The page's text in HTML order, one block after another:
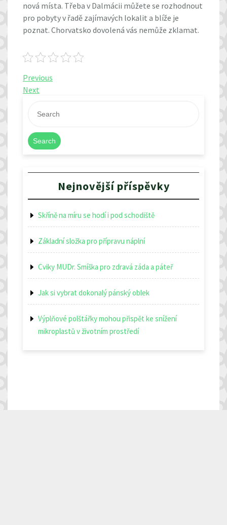
nová místa. Třeba v Dalmácii můžete se rozhodnout
pro pobyty v řadě zajímavých lokalit a blíže je
poznat. Chorvatsko dovolená vás nemůže zklamat.
Navigace
pro
příspěvek
Previous
Post
Previous
Next
Post
Next
Search
Nejnovější příspěvky
Skříně na míru se hodí i pod schodiště
Základní složka pro přípravu náplní
Cviky MUDr. Smíška pro zdravá záda a páteř
Jak si vybrat dokonalý pánský oblek
Výplňové polštářky mohou přispět ke snížení
mikroplastů v životním prostředí